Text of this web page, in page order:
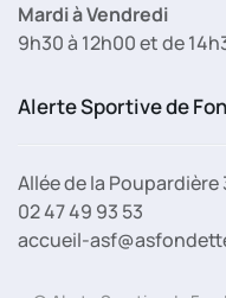
Mardi à Vendredi
9h30 à 12h00 et de
Alerte Sportive de
Allée de la
02 47 49 93 53
accueil-